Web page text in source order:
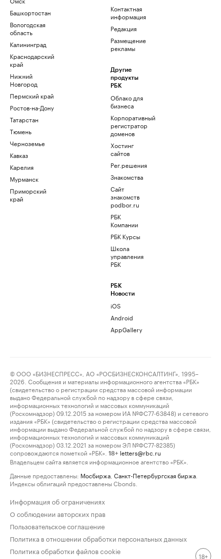
Башкортостан
Вологодская
область
Калининград
Краснодарский
край
Нижний
Новгород
Пермский край
Ростов-на-Дону
Татарстан
Тюмень
Черноземье
Кавказ
Карелия
Мурманск
Приморский
край
Контактная
информация
Редакция
Размещение
рекламы
Другие
продукты
РБК
Облако для
бизнеса
Корпоративный
регистратор
доменов
Хостинг
сайтов
Рег.решения
Знакомства
Сайт
знакомств
podbor.ru
РБК
Компании
РБК Курсы
Школа
управления
РБК
РБК
Новости
iOS
Android
AppGallery
© ООО «БИЗНЕСПРЕСС», АО «РОСБИЗНЕСКОНСАЛТИНГ», 1995–
2026. Сообщения и материалы информационного агентства «РБК»
(свидетельство о регистрации средства массовой информации
выдано Федеральной службой по надзору в сфере связи,
информационных технологий и массовых коммуникаций
(Роскомнадзор) 09.12.2015 за номером ИА №ФС77-63848) и сетевого
издания «РБК» (свидетельство о регистрации средства массовой
информации выдано Федеральной службой по надзору в сфере связи,
информационных технологий и массовых коммуникаций
(Роскомнадзор) 03.12.2021 за номером ЭЛ №ФС77-82385)
сопровождаются пометкой «РБК».
18+ letters@rbc.ru
Владельцем сайта является информационное агентство «РБК».
Данные предоставлены: Мосбиржа Санкт-Петербургская биржа
Индексы облигаций предоставлены Cbonds.
Информация об ограничениях
О соблюдении авторских прав
Пользовательское соглашение
Политика в отношении обработки персональных данных
Политика обработки файлов cookie
18+